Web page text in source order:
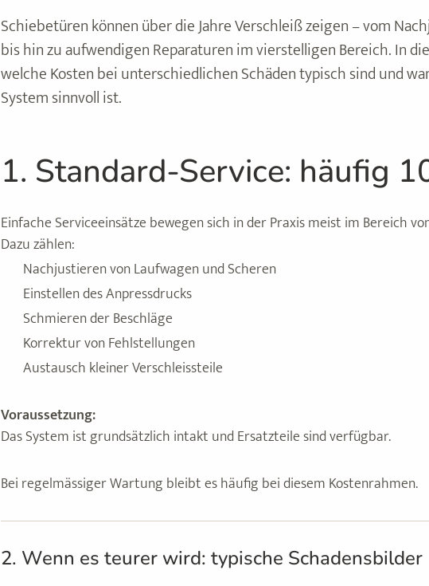
Schiebetüren können über die Jahre Verschleiß zeigen – vom
bis hin zu aufwendigen Reparaturen im vierstelligen Bereich. In
welche Kosten bei unterschiedlichen Schäden typisch sind und
System sinnvoll ist.
1. Standard-Service: häufig
Einfache Serviceeinsätze bewegen sich in der Praxis meist im Bereich
Dazu zählen:
Nachjustieren von Laufwagen und Scheren
Einstellen des Anpressdrucks
Schmieren der Beschläge
Korrektur von Fehlstellungen
Austausch kleiner Verschleissteile
Voraussetzung:
Das System ist grundsätzlich intakt und Ersatzteile sind verfügbar.
Bei regelmässiger Wartung bleibt es häufig bei diesem Kostenrahmen.
2. Wenn es teurer wird: typische Schadensbilder